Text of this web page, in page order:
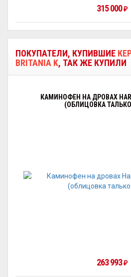
315 000₽
ПОКУПАТЕЛИ, КУПИВШИЕ
BRITANIA K, ТАК ЖЕ КУПИЛИ
КАМИНОФЕН НА ДРОВАХ
(ОБЛИЦОВКА
263 993₽